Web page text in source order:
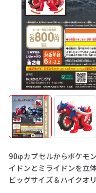
90φカプセルからポケモ
イドンとミライドンを立体
ビッグサイズ＆ハイクオ